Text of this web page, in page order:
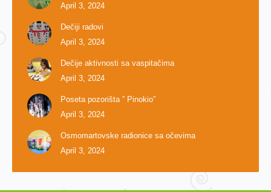
April 3, 2024
Dečiji radovi
April 3, 2024
Dečije aktivnosti sa vaspitačima
April 3, 2024
Poseta pozorišta ” Pinokio”
April 3, 2024
Osmomartovske radionice sa očevima
April 3, 2024